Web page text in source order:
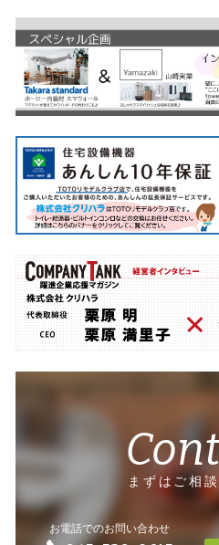
まずはご相
お電話でのお問い合わせ